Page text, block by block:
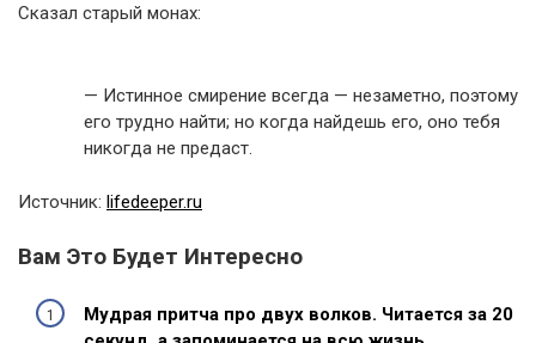
Сказал старый монах:
— Истинное смирение всегда — незаметно, поэтому
его трудно найти; но когда найдешь его, оно тебя
никогда не предаст.
Источник: lifedeeper.ru
Вам Это Будет Интересно
Мудрая притча про двух волков. Читается за 20